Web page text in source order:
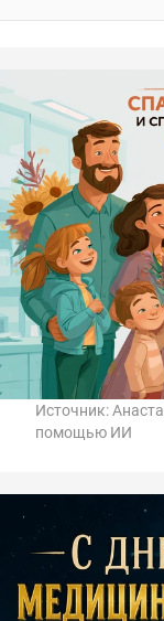
Источник:
помощью ИИ